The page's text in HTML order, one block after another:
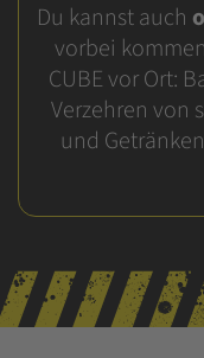
Du kannst auch
vorbei
CUBE vor Ort:
Verzehren von
und